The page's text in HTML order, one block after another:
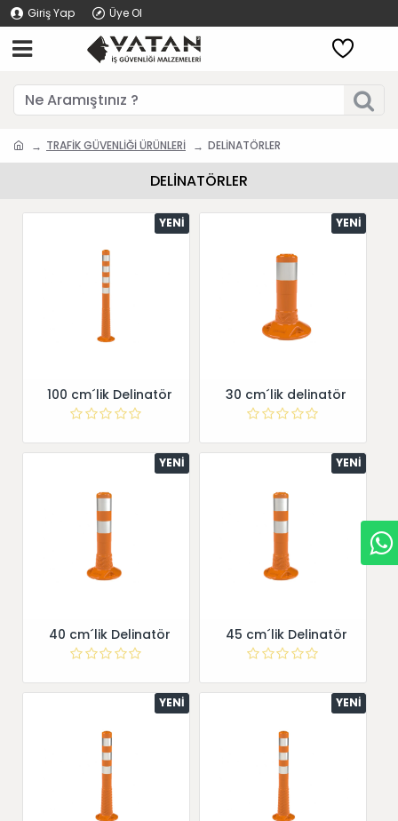
Giriş Yap Üye Ol
TRAFİK GÜVENLİĞİ ÜRÜNLERİ DELİNATÖRLER
DELİNATÖRLER
YENI
100 cm´lik Delinatör
YENI
30 cm´lik delinatör
YENI
40 cm´lik Delinatör
YENI
45 cm´lik Delinatör
YENI YENI